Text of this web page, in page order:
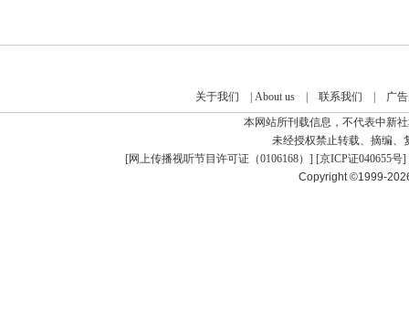
关于我们 About us| 联系我们
广
本网站所刊载信息，不代表中新
未经授权禁止转载、摘编、
[网上传播视听节目许可证（0106168） ] [京ICP证040655号]
Copyright ©1999-